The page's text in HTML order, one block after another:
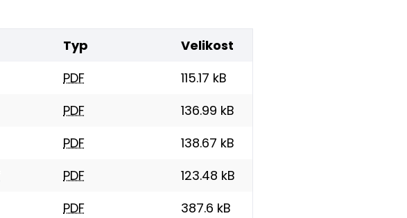
Typ
Velikost
PDF
115.17 kB
PDF
136.99 kB
PDF
138.67 kB
PDF
123.48 kB
PDF
387.6 kB